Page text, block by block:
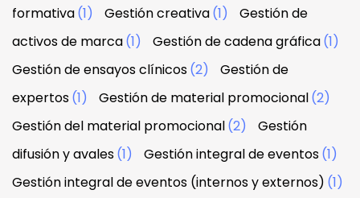
formativa(1) Gestión creativa(1)
Gestión de
activos de marca(1) Gestión de cadena gráfica(1)
Gestión de ensayos clínicos(2)
Gestión de
expertos(1) Gestión de material promocional(2)
Gestión del material promocional(2)
Gestión
difusión y avales(1) Gestión integral de eventos(1)
Gestión integral de eventos (internos y externos) (1)